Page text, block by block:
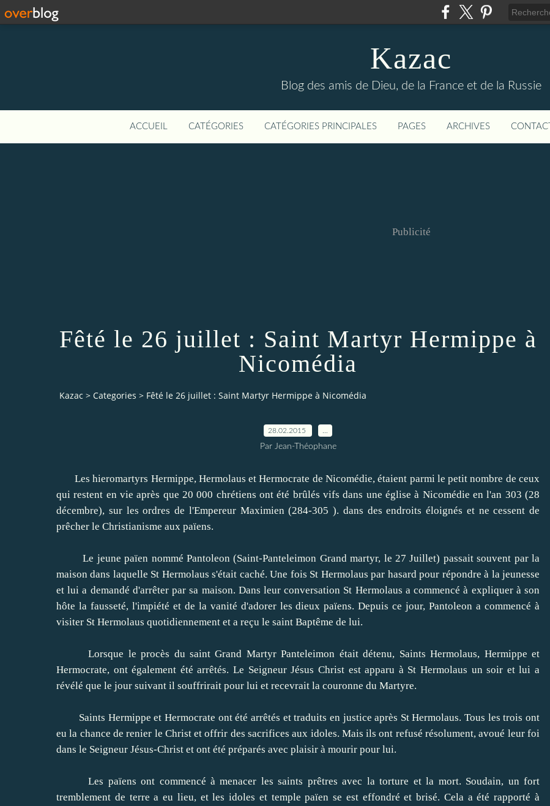
Kazac
Blog des amis de Dieu, de la France et de la Russie
ACCUEIL CATÉGORIES CATÉGORIES PRINCIPALES PAGES ARCHIVES CONTACT
Publicité
Fêté le 26 juillet : Saint Martyr Hermippe à
Nicomédia
Kazac > Categories > Fêté le 26 juillet : Saint Martyr Hermippe à Nicomédia
28.02.2015
Par Jean-Théophane
Les hieromartyrs Hermippe, Hermolaus et Hermocrate de Nicomédie, étaient parmi le petit nombre de ceux
qui restent en vie après que 20 000 chrétiens ont été brûlés vifs dans une église à Nicomédie en l'an 303 (28
décembre), sur les ordres de l'Empereur Maximien (284-305 ). dans des endroits éloignés et ne cessent de
prêcher le Christianisme aux païens.
Le jeune païen nommé Pantoleon (Saint-Panteleimon Grand martyr, le 27 Juillet) passait souvent par la
maison dans laquelle St Hermolaus s'était caché. Une fois St Hermolaus par hasard pour répondre à la jeunesse
et lui a demandé d'arrêter par sa maison. Dans leur conversation St Hermolaus a commencé à expliquer à son
hôte la fausseté, l'impiété et de la vanité d'adorer les dieux païens. Depuis ce jour, Pantoleon a commencé à
visiter St Hermolaus quotidiennement et a reçu le saint Baptême de lui.
Lorsque le procès du saint Grand Martyr Panteleimon était détenu, Saints Hermolaus, Hermippe et
Hermocrate, ont également été arrêtés. Le Seigneur Jésus Christ est apparu à St Hermolaus un soir et lui a
révélé que le jour suivant il souffrirait pour lui et recevrait la couronne du Martyre.
Saints Hermippe et Hermocrate ont été arrêtés et traduits en justice après St Hermolaus. Tous les trois ont
eu la chance de renier le Christ et offrir des sacrifices aux idoles. Mais ils ont refusé résolument, avoué leur foi
dans le Seigneur Jésus-Christ et ont été préparés avec plaisir à mourir pour lui.
Les païens ont commencé à menacer les saints prêtres avec la torture et la mort. Soudain, un fort
tremblement de terre a eu lieu, et les idoles et temple païen se est effondré et brisé. Cela a été rapporté à